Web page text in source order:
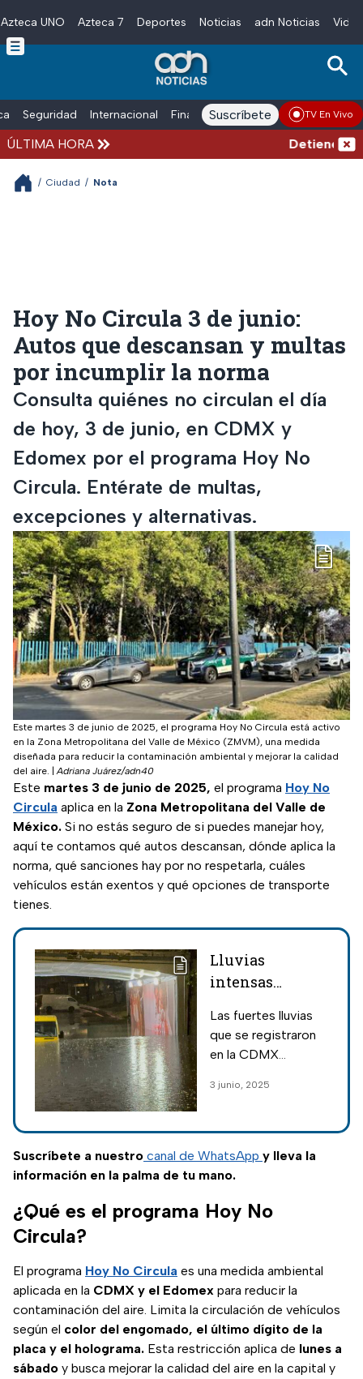
Skip to main content
Azteca UNO Azteca 7 Deportes Noticias adn Noticias
Seguridad Internacional Finanzas adn Noticias Radio
Suscríbete TV En Vivo
ÚLTIMA HORA Detienen al
/ Ciudad / Nota
Hoy No Circula 3 de junio:
Autos que descansan y multas
por incumplir la norma
Consulta quiénes no circulan el día
de hoy, 3 de junio, en CDMX y
Edomex por el programa Hoy No
Circula. Entérate de multas,
excepciones y alternativas.
Este martes 3 de junio de 2025, el programa Hoy No Circula está activo
en la Zona Metropolitana del Valle de México (ZMVM), una medida
diseñada para reducir la contaminación ambiental y mejorar la calidad
del aire. |Adriana Juárez/adn40
Este martes 3 de junio de 2025, el programa Hoy No
Circula aplica en la Zona Metropolitana del Valle de
México. Si no estás seguro de si puedes manejar hoy,
aquí te contamos qué autos descansan, dónde aplica la
norma, qué sanciones hay por no respetarla, cuáles
vehículos están exentos y qué opciones de transporte
tienes.
Lluvias
intensas
severas
inundaciones
de CDMX,
Puebla
Las fuertes lluvias
que se registraron
en la CDMX
inundaciones, caída
barda; estas son las
calles afectadas
hoy.
3 junio, 2025
Suscríbete a nuestro canal de WhatsApp y lleva la
información en la palma de tu mano.
¿Qué es el programa Hoy No
Circula?
El programa Hoy No Circula es una medida ambiental
aplicada en la CDMX y el Edomex para reducir la
contaminación del aire. Limita la circulación de vehículos
según el color del engomado, el último dígito de la
placa y el holograma. Esta restricción aplica de lunes a
sábado y busca mejorar la calidad del aire en la capital y